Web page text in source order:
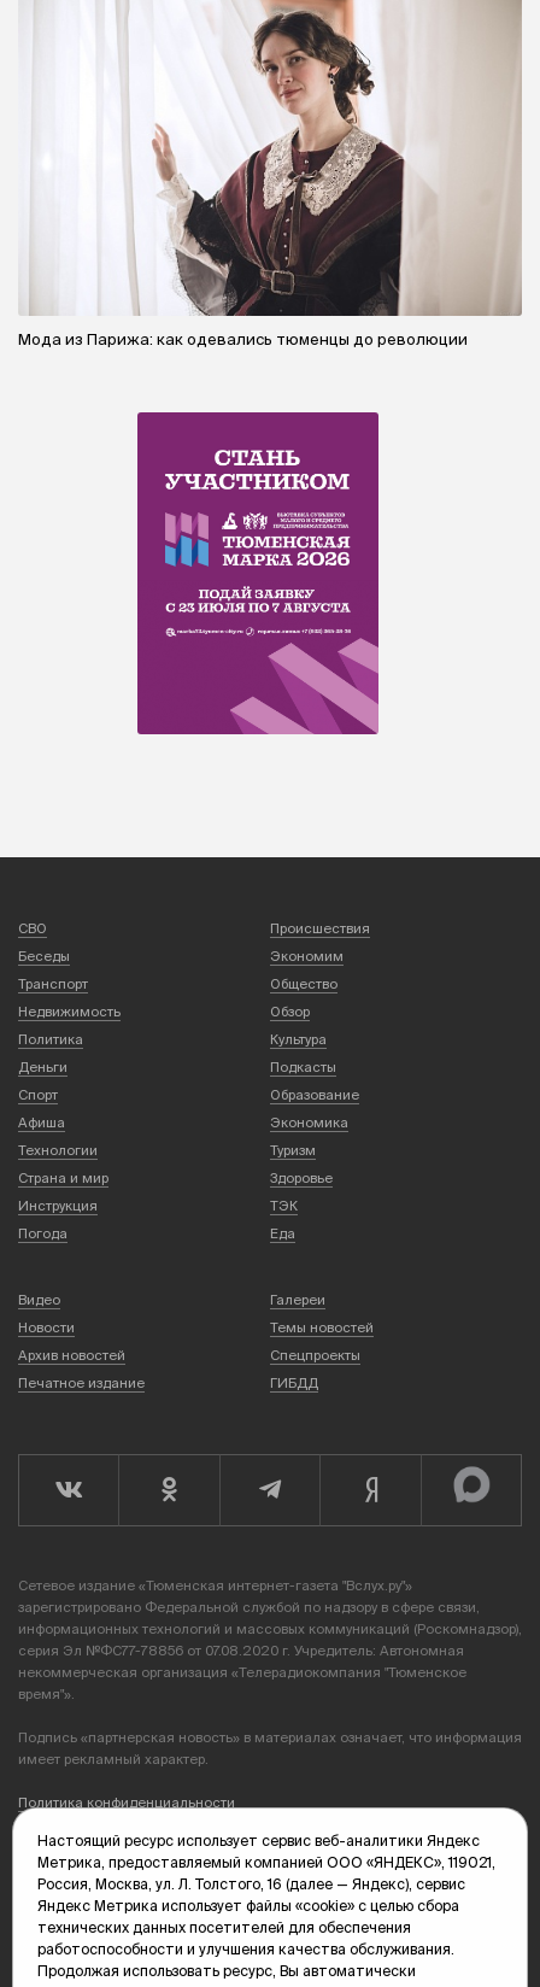
Мода из Парижа: как одевались тюменцы до революции
СВО
Происшествия
Беседы
Экономим
Транспорт
Общество
Недвижимость
Обзор
Политика
Культура
Деньги
Подкасты
Спорт
Образование
Афиша
Экономика
Технологии
Туризм
Страна и мир
Здоровье
Инструкция
ТЭК
Погода
Еда
Видео
Галереи
Новости
Темы новостей
Архив новостей
Спецпроекты
Печатное издание
ГИБДД
Сетевое издание «Тюменская интернет-газета "Вслух.ру"»
зарегистрировано Федеральной службой по надзору в сфере связи,
информационных технологий и массовых коммуникаций (Роскомнадзор),
серия Эл №ФС77-78856 от 07.08.2020 г. Учредитель: Автономная
некоммерческая организация «Телерадиокомпания "Тюменское
время"».
Подпись «партнерская новость» в материалах означает, что информация
имеет рекламный характер.
Политика конфиденциальности
Редакция: 625035, Тюмень, пр. Геологоразведчиков, 28А
(3452) 68-89-05
edit@vsluh.ru
Главный редактор: Панкина Т.Ю.
kika@vsluh.ru
Настоящий ресурс использует сервис веб-аналитики Яндекс
Метрика, предоставляемый компанией ООО «ЯНДЕКС», 119021,
Россия, Москва, ул. Л. Толстого, 16 (далее — Яндекс), сервис
Яндекс Метрика использует файлы «cookie» с целью сбора
технических данных посетителей для обеспечения
работоспособности и улучшения качества обслуживания.
Продолжая использовать ресурс, Вы автоматически